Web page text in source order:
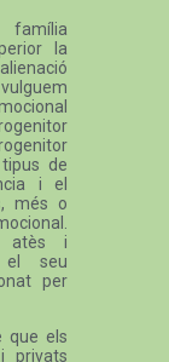
família
la
de
i el
més o
atès i
el seu
per
que els
privats